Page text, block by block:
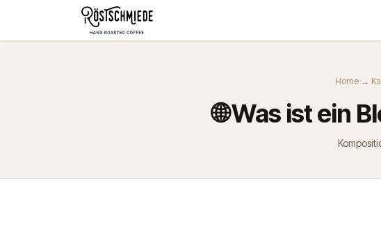
Zum Inhalt springen
Home →
🌐 Was ist ein